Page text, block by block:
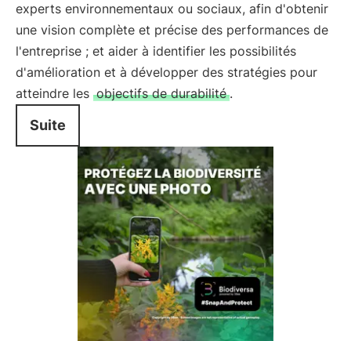
experts environnementaux ou sociaux, afin d'obtenir
une vision complète et précise des performances de
l'entreprise ; et aider à identifier les possibilités
d'amélioration et à développer des stratégies pour
atteindre les objectifs de durabilité .
Suite